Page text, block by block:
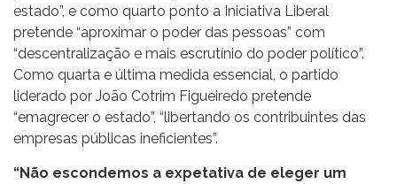
estado”, e como quarto ponto a Iniciativa Liberal
pretende “aproximar o poder das pessoas” com
“descentralização e mais escrutínio do poder político”.
Como quarta e última medida essencial, o partido
liderado por João Cotrim Figueiredo pretende
“emagrecer o estado”, “libertando os contribuintes das
empresas públicas ineficientes”.
“Não escondemos a expetativa de eleger um